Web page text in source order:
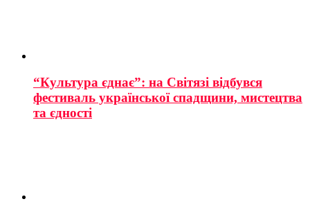
“Культура єднає”: на Світязі відбувся
фестиваль української спадщини, мистецтва
та єдності